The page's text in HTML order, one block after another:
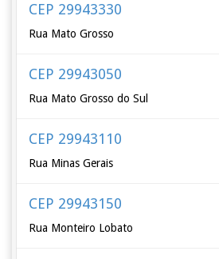
CEP 29943330
Rua Mato Grosso
CEP 29943050
Rua Mato Grosso do Sul
CEP 29943110
Rua Minas Gerais
CEP 29943150
Rua Monteiro Lobato